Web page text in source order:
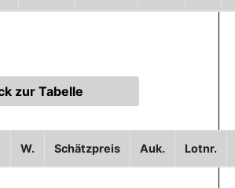
W. Schätzpreis Auk. Lotnr.